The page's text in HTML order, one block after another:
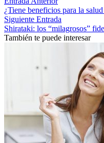
¿Tiene beneficios para la
Siguiente Entrada
Shirataki: los “milagrosos”
También te puede interesar